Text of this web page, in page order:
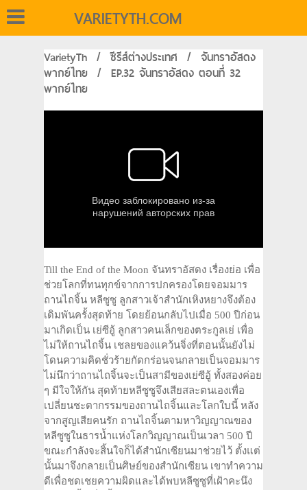
VARIETYTH.COM
VarietyTh / ซีรีส์ต่างประเทศ / จันทราอัสดง
พากย์ไทย / EP.32 จันทราอัสดง ตอนที่ 32
พากย์ไทย
Till the End of the Moon จันทราอัสดง เรื่องย่อ เพื่อ
ช่วยโลกที่ทนทุกข์จากการปกครองโดยจอมมาร
ถานไถจิ้น หลีซูซู ลูกสาวเจ้าสำนักเหิงหยางจึงต้อง
เดิมพันครั้งสุดท้าย โดยย้อนกลับไปเมื่อ 500 ปีก่อน
มาเกิดเป็น เย่ซีอู้ ลูกสาวคนเล็กของตระกูลเย่ เพื่อ
ไม่ให้ถานไถจิ้น เชลยของแคว้นจิ่งที่ตอนนั้นยังไม่
โดนความคิดชั่วร้ายกัดกร่อนจนกลายเป็นจอมมาร
ไม่นึกว่าถานไถจิ้นจะเป็นสามีของเย่ซีอู้ ทั้งสองค่อย
ๆ มีใจให้กัน สุดท้ายหลีซูซูจึงเสียสละตนเองเพื่อ
เปลี่ยนชะตากรรมของถานไถจิ้นและโลกใบนี้ หลัง
จากสูญเสียคนรัก ถานไถจิ้นตามหาวิญญาณของ
หลีซูซูในธารน้ำแห่งโลกวิญญาณเป็นเวลา 500 ปี
ขณะกำลังจะสิ้นใจก็ได้สำนักเซียนมาช่วยไว้ ตั้งแต่
นั้นมาจึงกลายเป็นศิษย์ของสำนักเซียน เขาทำความ
ดีเพื่อชดเชยความผิดและได้พบหลีซูซูที่เฝ้าคะนึง